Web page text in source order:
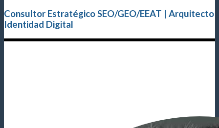
Consultor Estratégico SEO/GEO/EEAT | Arquitecto
Identidad Digital